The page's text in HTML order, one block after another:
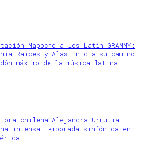
Mapocho a los Latin GRAMMY:
Raíces y Alas inicia su camino
máximo de la música latina
chilena Alejandra Urrutia
intensa temporada sinfónica en